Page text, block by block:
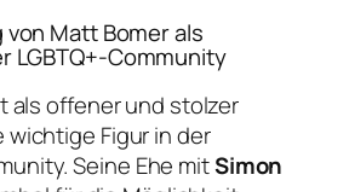
Matt Bomer als
LGBTQ+-Community
als offener und stolzer
wichtige Figur in der
Seine Ehe mitSimon